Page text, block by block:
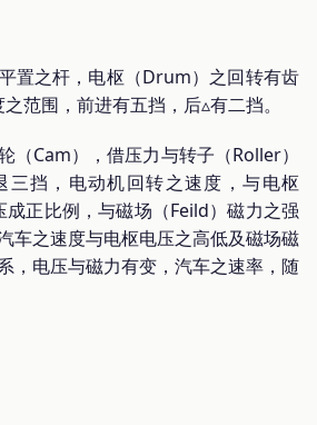
置之杆，电枢（Drum）之回转有齿
范围，前进有五挡，后▵有二挡。
（Cam），借压力与转子（Roller）
三挡，电动机回转之速度，与电枢
成正比例，与磁场（Feild）磁力之强
车之速度与电枢电压之高低及磁场磁
，电压与磁力有变，汽车之速率，随